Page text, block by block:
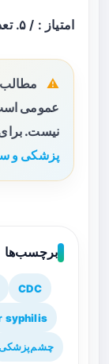
امتیاز : / ۵. تعداد نظر :
مطالب
عمومی
نیست.
پزشکی و
برچسب‌ها
CDC
syphilis